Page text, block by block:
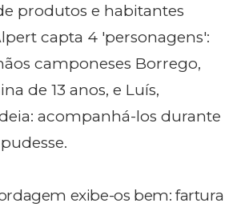
produtos e habitantes
capta 4 'personagens':
camponeses Borrego,
de 13 anos, e Luís,
acompanhá-los durante
exibe-os bem: fartura